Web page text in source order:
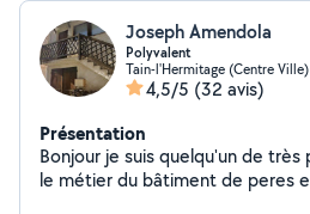
Joseph Amendola
Polyvalent
Tain-l'Hermitage (Centre Ville)
4,5/5 (32 avis)
Présentation
Bonjour je suis quelqu'un de
le métier du bâtiment de peres